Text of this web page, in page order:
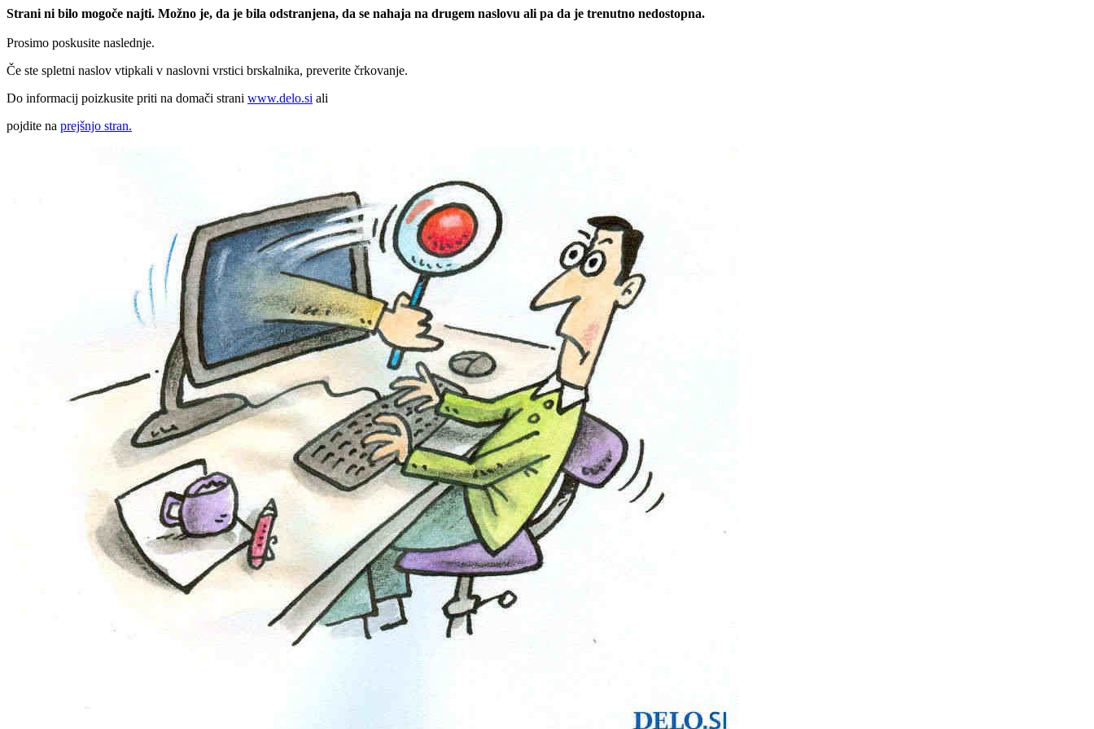
Strani ni bilo mogoče najti. Možno je, da je bila odstranjena, da se nahaja na drugem naslovu ali pa da je trenutno nedostopna.
Prosimo poskusite naslednje.
Če ste spletni naslov vtipkali v naslovni vrstici brskalnika, preverite črkovanje.
Do informacij poizkusite priti na domači strani www.delo.si ali
pojdite na prejšnjo stran.